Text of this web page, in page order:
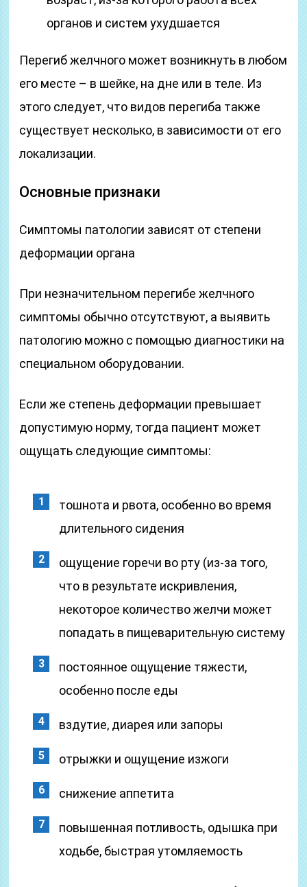
органов и систем ухудшается
Перегиб желчного может возникнуть в любом
его месте – в шейке, на дне или в теле. Из
этого следует, что видов перегиба также
существует несколько, в зависимости от его
локализации.
Основные признаки
Симптомы патологии зависят от степени
деформации органа
При незначительном перегибе желчного
симптомы обычно отсутствуют, а выявить
патологию можно с помощью диагностики на
специальном оборудовании.
Если же степень деформации превышает
допустимую норму, тогда пациент может
ощущать следующие симптомы:
тошнота и рвота, особенно во время
длительного сидения
ощущение горечи во рту (из-за того,
что в результате искривления,
некоторое количество желчи может
попадать в пищеварительную систему
постоянное ощущение тяжести,
особенно после еды
вздутие, диарея или запоры
отрыжки и ощущение изжоги
снижение аппетита
повышенная потливость, одышка при
ходьбе, быстрая утомляемость